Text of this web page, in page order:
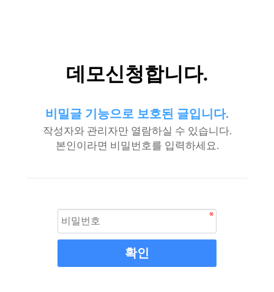
데모신청합니다.
비밀글 기능으로 보호된 글입니다.
작성자와 관리자만 열람하실 수 있습니다.
본인이라면 비밀번호를 입력하세요.